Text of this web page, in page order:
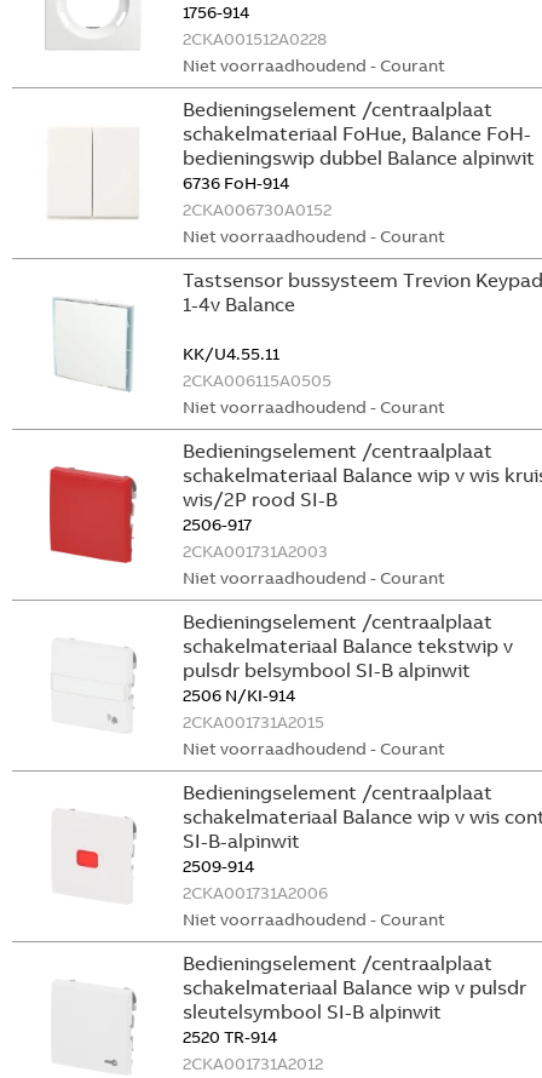
1756-914
2CKA001512A0228
Niet voorraadhoudend - Courant
Bedieningselement /centraalplaat
schakelmateriaal FoHue, Balance FoH-
bedieningswip dubbel Balance alpinwit
6736 FoH-914
2CKA006730A0152
Niet voorraadhoudend - Courant
Tastsensor bussysteem Trevion Keypad
1-4v Balance
KK/U4.55.11
2CKA006115A0505
Niet voorraadhoudend - Courant
Bedieningselement /centraalplaat
schakelmateriaal Balance wip v wis
wis/2P rood SI-B
2506-917
2CKA001731A2003
Niet voorraadhoudend - Courant
Bedieningselement /centraalplaat
schakelmateriaal Balance tekstwip v
pulsdr belsymbool SI-B alpinwit
2506 N/KI-914
2CKA001731A2015
Niet voorraadhoudend - Courant
Bedieningselement /centraalplaat
schakelmateriaal Balance wip v wis
SI-B-alpinwit
2509-914
2CKA001731A2006
Niet voorraadhoudend - Courant
Bedieningselement /centraalplaat
schakelmateriaal Balance wip v pulsdr
sleutelsymbool SI-B alpinwit
2520 TR-914
2CKA001731A2012